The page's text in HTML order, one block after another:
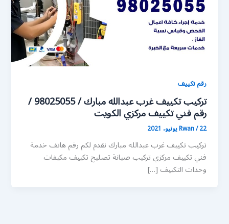
رقم تكييف
تركيب تكييف غرب عبدالله مبارك / 98025055 /
رقم فني تكييف مركزي الكويت
Rwan/22 يونيو، 2021
تركيب تكييف غرب عبدالله مبارك نقدم لكم رقم هاتف خدمة
فني تكييف مركزي تركيب صيانة تصليح تكييف مكيفات
وحدات التكييف […]